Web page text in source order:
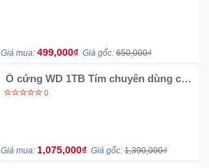
Giá mua: 499,000₫ Giá gốc: 650,000₫
Ổ cứng WD 1TB Tím chuyên dùng cho
đầu ghi NVR và Camera ip - Hàng
0
Giá mua: 1,075,000₫ Giá gốc: 1,390,000₫